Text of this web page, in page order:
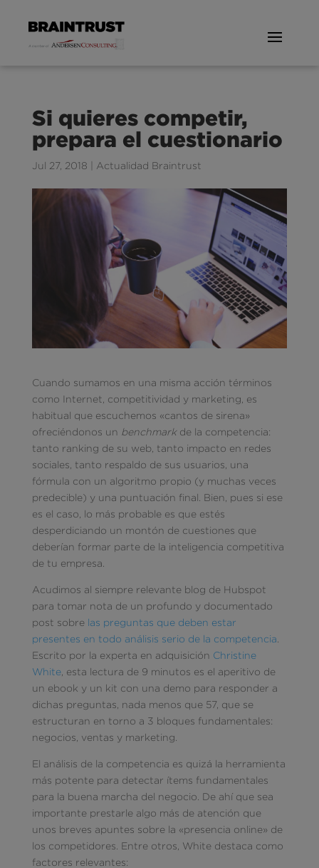
Si quieres competir,
prepara el cuestionario
Jul 27, 2018 Actualidad Braintrust
Cuando sumamos en una misma acción términos
como Internet, competitividad y marketing, es
habitual que escuchemos «cantos de sirena»
ofreciéndonos un benchmarkde la competencia:
tanto ranking de su web, tanto impacto en redes
sociales, tanto respaldo de sus usuarios, una
fórmula con un algoritmo propio (y muchas veces
predecible) y una puntuación final. Bien, pues si ese
es el caso, lo más probable es que estés
desperdiciando un montón de cuestiones que
deberían formar parte de la inteligencia competitiva
de tu empresa.
Acudimos al siempre relevante blog de Hubspot
para tomar nota de un profundo y documentado
post sobre las preguntas que deben estar
presentes en todo análisis serio de la competencia
Escrito por la experta en adquisición Christine
White, esta lectura de 9 minutos es el aperitivo de
un ebook y un kit con una demo para responder a
dichas preguntas, nada menos que 57, que se
estructuran en torno a 3 bloques fundamentales:
negocios, ventas y marketing.
El análisis de la competencia es quizá la herramienta
más potente para detectar ítems fundamentales
para la buena marcha del negocio. De ahí que sea
importante prestarle algo más de atención que
unos breves apuntes sobre la «presencia online» de
los competidores. Entre otros, White destaca como
factores relevantes: